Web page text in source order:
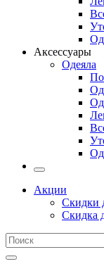
Аксессуары
Одеяла
Акции
Скидки
Скидка